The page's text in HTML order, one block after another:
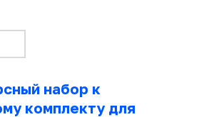
набор к
комплекту для